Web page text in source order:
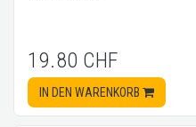
19.80 CHF
IN DEN WARENKORB